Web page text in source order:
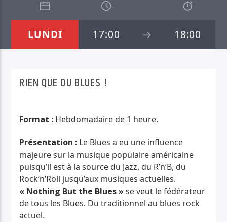
TOUT LE ROCK UNDERGROUND PRÉSENTÉ PAR SYNED TONETTA
Radio Déclic
LUNDI 17:00 18:00
RIEN QUE DU BLUES !
Format : Hebdomadaire de 1 heure.
Présentation : Le Blues a eu une influence
majeure sur la musique populaire américaine
puisqu’il est à la source du Jazz, du R’n’B, du
Rock’n’Roll jusqu’aux musiques actuelles.
« Nothing But the Blues » se veut le fédérateur
de tous les Blues. Du traditionnel au blues rock
actuel.